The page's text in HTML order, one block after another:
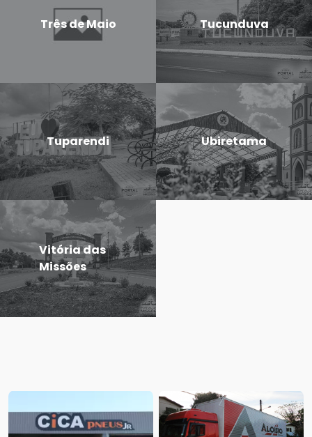
Três de Maio Tucunduva
Tuparendi Ubiretama
Vitória das
Missões